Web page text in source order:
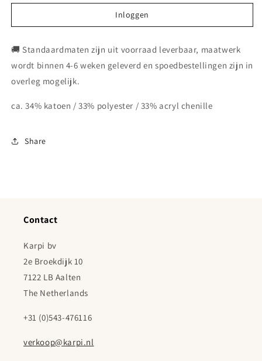
Inloggen
Inloggen
🚚 Standaardmaten zijn uit voorraad leverbaar, maatwerk
wordt binnen 4-6 weken geleverd en spoedbestellingen zijn in
overleg mogelijk.
ca. 34% katoen / 33% polyester / 33% acryl chenille
Share
Contact
Karpi bv
2e Broekdijk 10
7122 LB Aalten
The Netherlands
+31 (0)543-476116
verkoop@karpi.nl